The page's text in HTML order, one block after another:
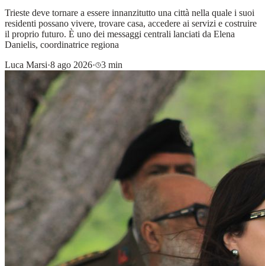
Trieste deve tornare a essere innanzitutto una città nella quale i suoi
residenti possano vivere, trovare casa, accedere ai servizi e costruire
il proprio futuro. È uno dei messaggi centrali lanciati da Elena
Danielis, coordinatrice regiona
Luca Marsi·8 ago 2026· 3 min